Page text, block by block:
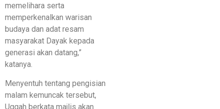
memelihara serta
memperkenalkan warisan
budaya dan adat resam
masyarakat Dayak kepada
generasi akan datang,”
katanya.
​Menyentuh tentang pengisian
malam kemuncak tersebut,
Uggah berkata majlis akan